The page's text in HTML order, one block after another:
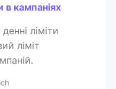
в кампаніях
ліміти
ліміт